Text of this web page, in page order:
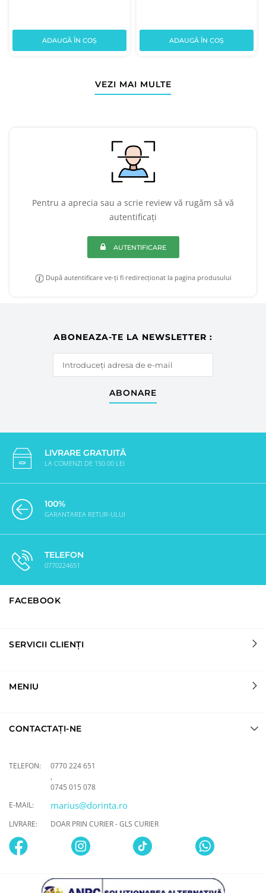
ADAUGĂ ÎN COȘ ADAUGĂ ÎN COȘ
VEZI MAI MULTE
Pentru a aprecia sau a scrie review vă rugăm să vă
autentificați
AUTENTIFICARE
După autentificare ve-ți fi redirecționat la pagina produsului
ABONEAZA-TE LA NEWSLETTER :
ABONARE
LIVRARE GRATUITĂ
LA COMENZI DE 150.00 LEI
100%
GARANTAREA RETUR-ULUI
TELEFON
0770224651
FACEBOOK
SERVICII CLIENȚI
MENIU
CONTACTAȚI-NE
TELEFON:
0770 224 651
,
0745 015 078
E-MAIL:
marius@dorinta.ro
LIVRARE: DOAR PRIN CURIER - GLS CURIER